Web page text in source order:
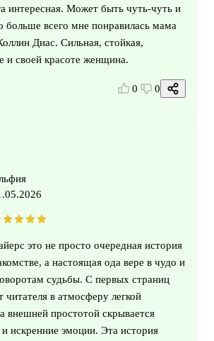
интересная. Может быть чуть-чуть и
больше всего мне понравилась мама
Диас. Сильная, стойкая,
и своей красоте женщина.
0 0
это не просто очередная история
а настоящая ода вере в чудо и
судьбы. С первых страниц
читателя в атмосферу легкой
внешней простотой скрывается
искренние эмоции. Эта история